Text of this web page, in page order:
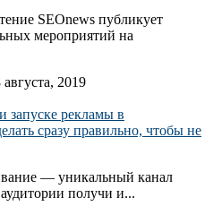
SEOnews публикует
мероприятий на
2019
рекламы в
сразу правильно, чтобы не
— уникальный канал
получи и...